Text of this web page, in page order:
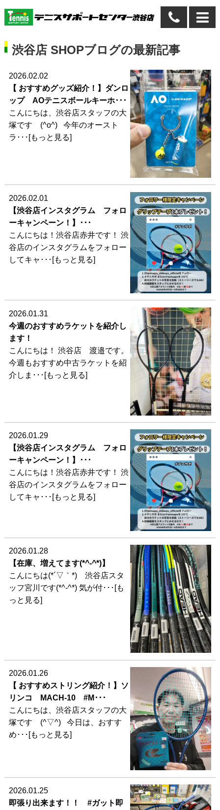
渋谷店 SHOPブログの最新記事
2026.02.02
【 おすすめグッズ紹介！】ダンロ
ップ AOテニスボールキーホ･･･
こんにちは、渋谷店スタッフの大
塚です (^o^) 今年のオースト
ラ･･･[もっと見る]
2026.02.01
【渋谷店インスタグラム フォロ
ーキャンペーン！】･･･
こんにちは！渋谷店赤井です！ 渋
谷店のインスタグラムをフォロー
してキャ･･･[もっと見る]
2026.01.31
今週のおすすめラケットを紹介し
ます！
こんにちは！ 渋谷店 渡邉です。
今週もおすすめ中古ラケットを紹
介しま･･･[もっと見る]
2026.01.29
【渋谷店インスタグラム フォロ
ーキャンペーン！】･･･
こんにちは！渋谷店赤井です！ 渋
谷店のインスタグラムをフォロー
してキャ･･･[もっと見る]
2026.01.28
【在庫、増えてます(*^-^*)】
こんにちは(*´▽｀*) 渋谷店スタ
ッフ宮川です(*^-^*) 気が付･･･[も
っと見る]
2026.01.26
【 おすすめストリング紹介！】ソ
リンコ MACH-10 #M･･･
こんにちは、渋谷店スタッフの大
塚です (^▽^) 今日は、おすす
め･･･[もっと見る]
2026.01.25
即張り出来ます！！ #ガット即